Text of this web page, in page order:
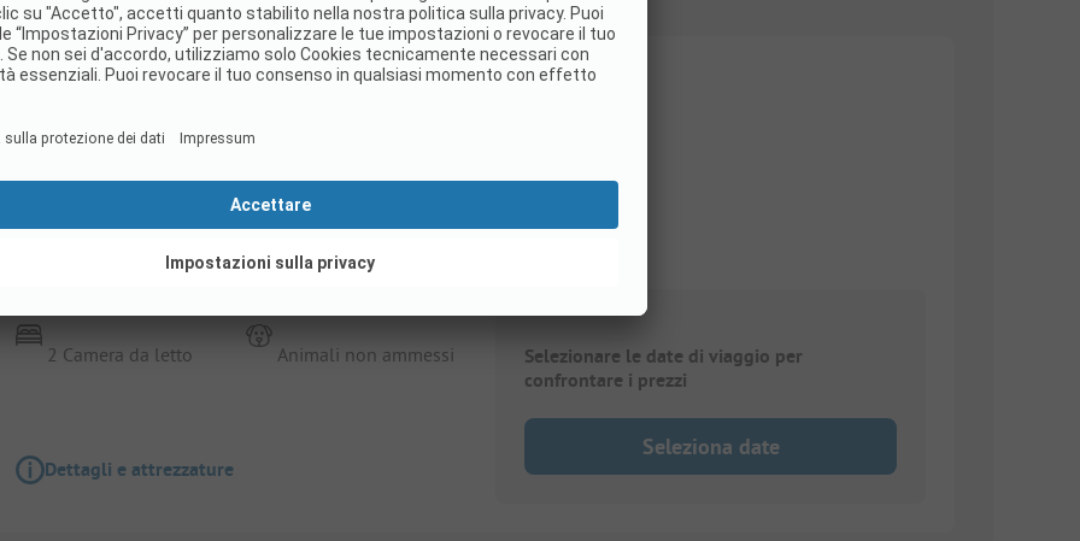
Dimensione: 30.0 m²
2 Camera da letto
1 Bagni
Animali non ammessi
Dettagli e attrezzature
Selezionare le date di viaggio per
confrontare i prezzi
Seleziona date